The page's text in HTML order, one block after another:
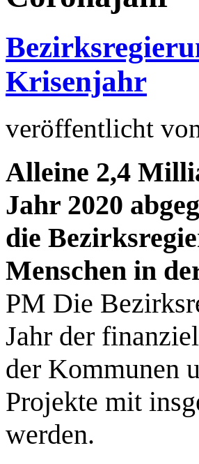
Krisenjahr
veröffentlicht
Alleine 2,4
Jahr 2020
die
Menschen in
PM Die
Jahr der
der Kommunen
Projekte mit
werden.